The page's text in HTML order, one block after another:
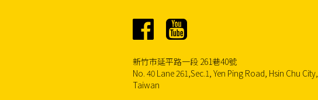
新竹市延平路一段 261巷40號
No. 40 Lane 261,Sec.1, Yen Ping Road, Hsin Chu City,
Taiwan